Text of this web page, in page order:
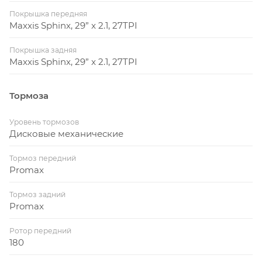
Покрышка передняя
Maxxis Sphinx, 29” x 2.1, 27TPI
Покрышка задняя
Maxxis Sphinx, 29” x 2.1, 27TPI
Тормоза
Уровень тормозов
Дисковые механические
Тормоз передний
Promax
Тормоз задний
Promax
Ротор передний
180